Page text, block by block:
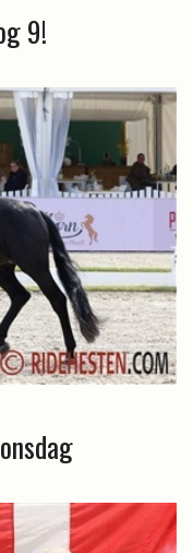
9!